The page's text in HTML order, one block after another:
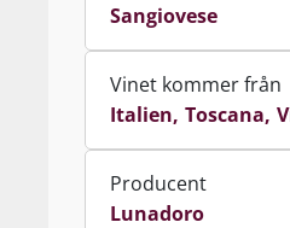
Sangiovese
Vinet kommer från
Italien Toscana
Producent
Lunadoro